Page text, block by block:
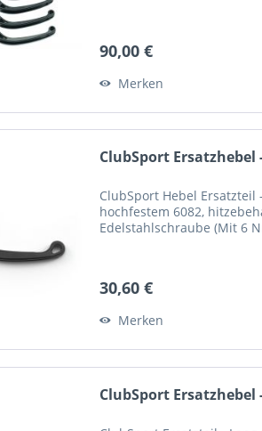
90,00 €
Merken
ClubSport Ersatzhebel
ClubSport Hebel
hochfestem 6082,
Edelstahlschraube (Mit 6
30,60 €
Merken
ClubSport Ersatzhebel